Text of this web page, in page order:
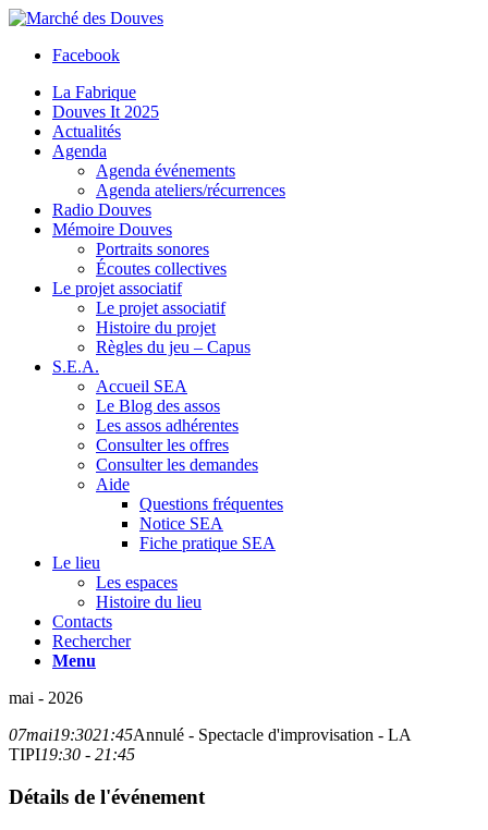
Facebook
La Fabrique
Douves It 2025
Actualités
Agenda
Agenda événements
Agenda ateliers/récurrences
Radio Douves
Mémoire Douves
Portraits sonores
Écoutes collectives
Le projet associatif
Le projet associatif
Histoire du projet
Règles du jeu – Capus
S.E.A.
Accueil SEA
Le Blog des assos
Les assos adhérentes
Consulter les offres
Consulter les demandes
Aide
Questions fréquentes
Notice SEA
Fiche pratique SEA
Le lieu
Les espaces
Histoire du lieu
Contacts
Rechercher
Menu
mai - 2026
07mai19:3021:45Annulé - Spectacle d'improvisation - LA
TIPI19:30 - 21:45
Détails de l'événement